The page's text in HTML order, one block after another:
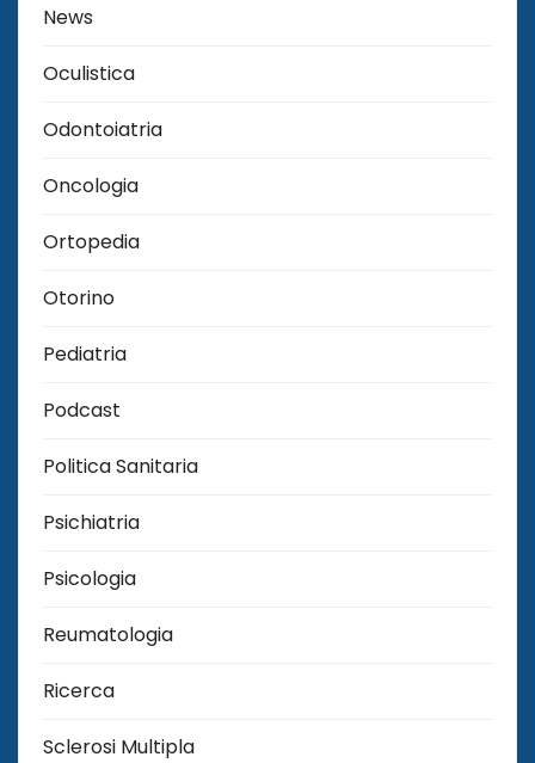
News
Oculistica
Odontoiatria
Oncologia
Ortopedia
Otorino
Pediatria
Podcast
Politica Sanitaria
Psichiatria
Psicologia
Reumatologia
Ricerca
Sclerosi Multipla